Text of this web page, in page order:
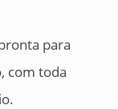
para
com toda